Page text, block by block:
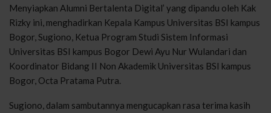
Menyiapkan Alumni Bertalenta Digital’ yang dipandu oleh Kak
Rizky ini, menghadirkan Kepala Kampus Universitas BSI kampus
Bogor, Sugiono, Ketua Program Studi Sistem Informasi
Universitas BSI kampus Bogor Dewi Ayu Nur Wulandari dan
Koordinator Bidang II Non Akademik Universitas BSI kampus
Bogor, Octa Pratama Putra.
Sugiono, dalam sambutannya mengucapkan rasa terima kasih